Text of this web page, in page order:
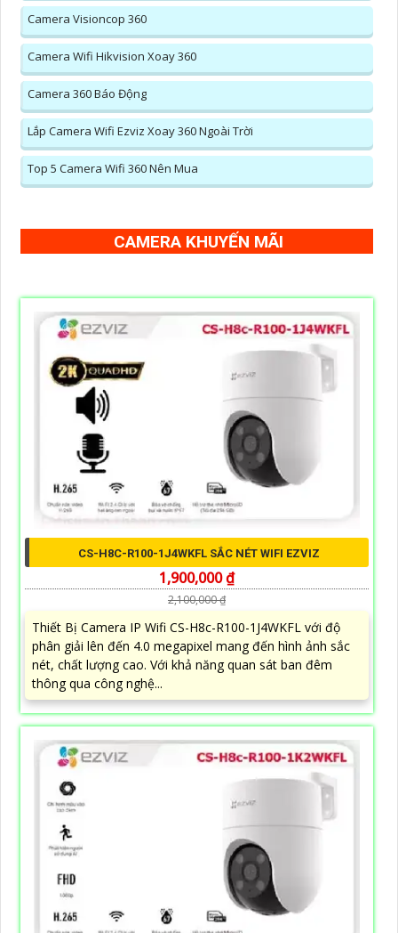
Camera Visioncop 360
Camera Wifi Hikvision Xoay 360
Camera 360 Báo Động
Lắp Camera Wifi Ezviz Xoay 360 Ngoài Trời
Top 5 Camera Wifi 360 Nên Mua
CAMERA KHUYẾN MÃI
CS-H8C-R100-1J4WKFL SẮC NÉT WIFI EZVIZ
1,900,000 ₫
2,100,000 ₫
Thiết Bị Camera IP Wifi CS-H8c-R100-1J4WKFL với độ
phân giải lên đến 4.0 megapixel mang đến hình ảnh sắc
nét, chất lượng cao. Với khả năng quan sát ban đêm
thông qua công nghệ...